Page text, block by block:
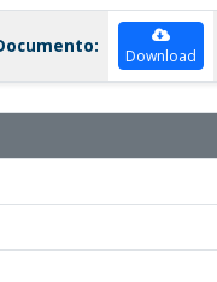
Download